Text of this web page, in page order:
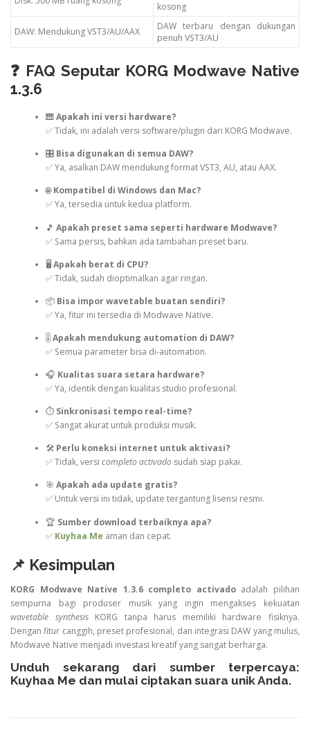
kosong
DAW: Mendukung VST3/AU/AAX
DAW terbaru dengan dukungan
penuh VST3/AU
❓ FAQ Seputar KORG Modwave Native
1.3.6
🎹Apakah ini versi hardware?
✅ Tidak, ini adalah versi software/plugin dari KORG Modwave.
🎛️ Bisa digunakan di semua DAW?
✅ Ya, asalkan DAW mendukung format VST3, AU, atau AAX.
🌐Kompatibel di Windows dan Mac?
✅ Ya, tersedia untuk kedua platform.
🎵 Apakah preset sama seperti hardware Modwave?
✅ Sama persis, bahkan ada tambahan preset baru.
🖥️Apakah berat di CPU?
✅ Tidak, sudah dioptimalkan agar ringan.
📦 Bisa impor wavetable buatan sendiri?
✅ Ya, fitur ini tersedia di Modwave Native.
🎚️ Apakah mendukung automation di DAW?
✅ Semua parameter bisa di-automation.
🎧 Kualitas suara setara hardware?
✅ Ya, identik dengan kualitas studio profesional.
⏱️ Sinkronisasi tempo real-time?
✅ Sangat akurat untuk produksi musik.
🛠️ Perlu koneksi internet untuk aktivasi?
✅ Tidak, versi completo activadosudah siap pakai.
🎯 Apakah ada update gratis?
✅ Untuk versi ini tidak, update tergantung lisensi resmi.
🏆 Sumber download terbaiknya apa?
✅ Kuyhaa Me aman dan cepat.
📌 Kesimpulan
KORG Modwave Native 1.3.6 completo activadoadalah pilihan
sempurna bagi produser musik yang ingin mengakses kekuatan
wavetable synthesisKORG tanpa harus memiliki hardware fisiknya.
Dengan fitur canggih, preset profesional, dan integrasi DAW yang mulus,
Modwave Native menjadi investasi kreatif yang sangat berharga.
Unduh sekarang dari sumber terpercaya:
Kuyhaa Me dan mulai ciptakan suara unik Anda.